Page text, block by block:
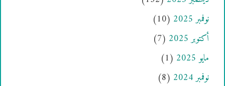
نوفمبر 2025
(10)
أكتوبر 2025
(7)
مايو 2025
(1)
نوفمبر 2024
(8)